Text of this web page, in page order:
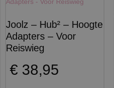
Joolz – Hub² – Hoogte
Adapters – Voor
Reiswieg
€ 38,95